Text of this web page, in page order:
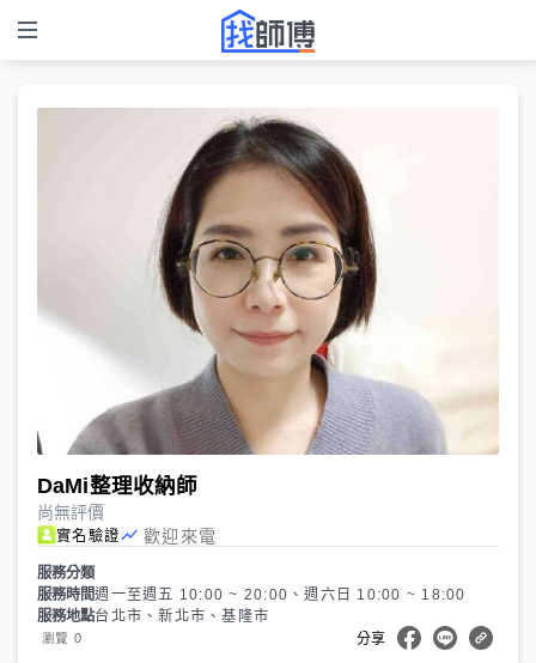
DaMi整理收納師
尚無評價
實名驗證 歡迎來電
服務分類
服務時間週一至週五 10:00 ~ 20:00、週六日 10:00 ~ 18:00
服務地點台北市、新北市、基隆市
瀏覽 0 分享